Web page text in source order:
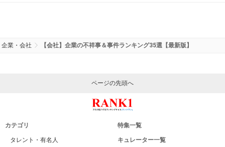
企業・会社 【会社】企業の不祥事＆事件ランキング35選【最新版】
ページの先頭へ
カテゴリ
タレント・有名人
特集一覧
キュレーター一覧